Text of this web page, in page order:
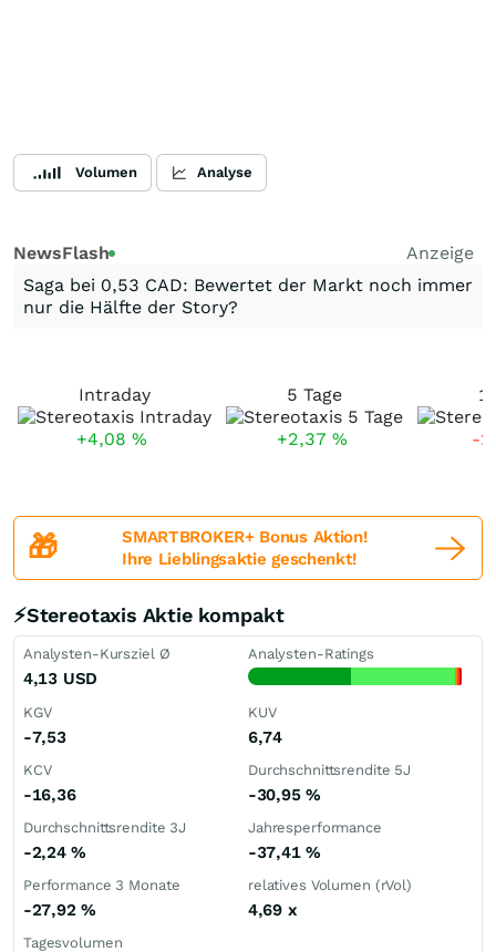
Volumen Analyse
NewsFlash
Anzeige
Saga bei 0,53 CAD: Bewertet der Markt noch immer
nur die Hälfte der Story?
Intraday
+4,08 %
5 Tage
+2,37 %
1
-
🎁
SMARTBROKER+ Bonus Aktion!
Ihre Lieblingsaktie geschenkt!
⚡Stereotaxis Aktie kompakt
Analysten-Kursziel Ø
4,13 USD
Analysten-Ratings
KGV
-7,53
KUV
6,74
KCV
-16,36
Durchschnittsrendite 5J
-30,95 %
Durchschnittsrendite 3J
-2,24%
Jahresperformance
-37,41 %
Performance 3 Monate
-27,92 %
relatives Volumen (rVol)
4,69 x
Tagesvolumen